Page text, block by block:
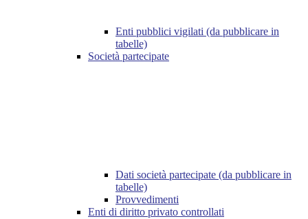
Enti pubblici vigilati (da pubblicare in
tabelle)
Società partecipate
Dati società partecipate (da pubblicare in
tabelle)
Provvedimenti
Enti di diritto privato controllati